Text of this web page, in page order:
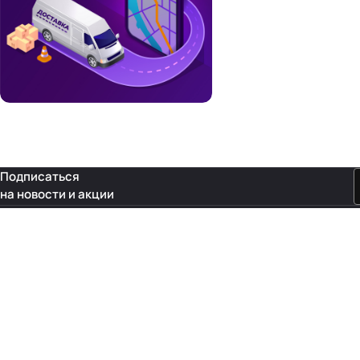
Подписаться
на новости и акции